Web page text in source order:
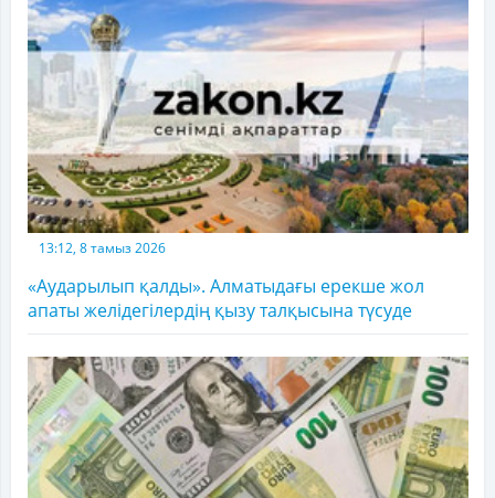
13:12, 8 тамыз 2026
«Аударылып қалды». Алматыдағы ерекше жол
апаты желідегілердің қызу талқысына түсуде